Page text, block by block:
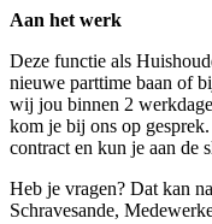
Aan het werk
Deze functie als
nieuwe parttime baan of
wij jou binnen 2
kom je bij ons op
contract en kun je aan de
Heb je vragen? Dat kan
Schravesande,